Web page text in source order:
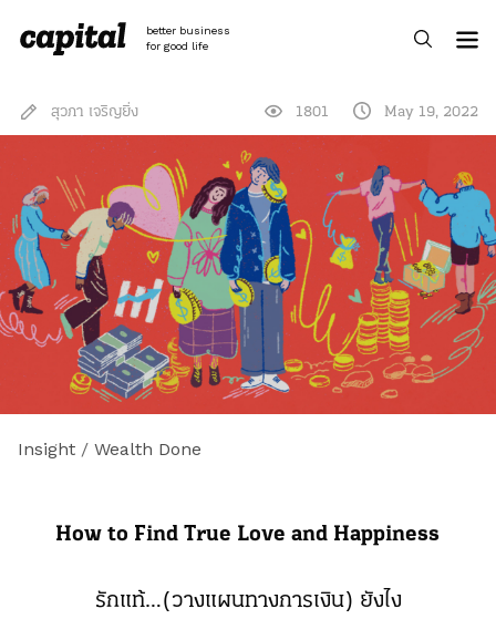
content
better business
for good life
สุวภา เจริญยิ่ง 1801 May 19, 2022
Insight / Wealth Done
How to Find True Love and Happiness
รักแท้…(วางแผนทางการเงิน) ยังไง